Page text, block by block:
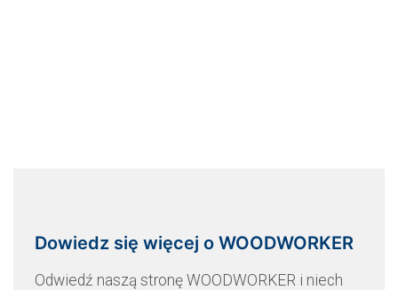
Dowiedz się więcej o WOODWORKER
Odwiedź naszą stronę WOODWORKER i niech